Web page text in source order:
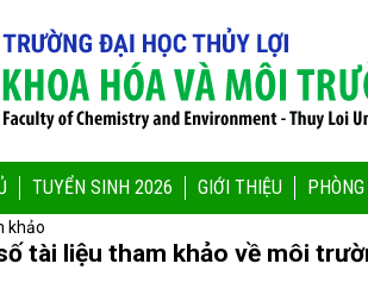
TUYỂN SINH 2026 GIỚI THIỆU
khảo
tài liệu tham khảo về môi